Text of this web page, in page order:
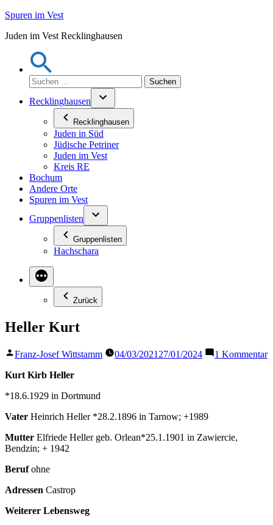
Zum
springen
Spuren im Vest
Juden im Vest Recklinghausen
Suchen
nach:
Recklinghausen
Recklinghausen
Juden in Süd
Jüdische Petriner
Juden im Vest
Kreis RE
Bochum
Andere Orte
Spuren im Vest
Gruppenlisten
Gruppenlisten
Hachschara
Zurück
Heller Kurt
Veröffentlicht
Franz-Josef Wittstamm 04/03/2021 27/01/2024 1 Kommentar
Kurt Kirb Heller
*18.6.1929 in Dortmund
Vater Heinrich Heller *28.2.1896 in Tarnow; +1989
Mutter Elfriede Heller geb. Orlean*25.1.1901 in Zawiercie,
Bendzin; + 1942
Berufohne
Adressen Castrop
Weiterer Lebensweg